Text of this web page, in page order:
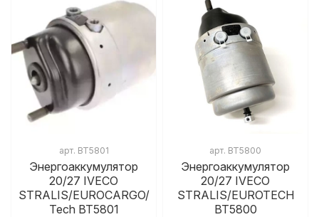
арт. BT5801
Энергоаккумулятор
20/27 IVECO
STRALIS/EUROCARGO/
Tech BT5801
арт. BT5800
Энергоаккумулятор
20/27 IVECO
STRALIS/EUROTECH
BT5800